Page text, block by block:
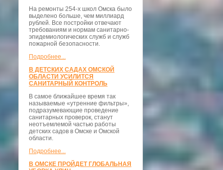
На ремонты 254-х школ Омска было
выделено больше, чем миллиард
рублей. Все постройки отвечают
требованиям и нормам санитарно-
эпидемиологических служб и служб
пожарной безопасности.
Подробнее...
В ДЕТСКИХ САДАХ ОМСКОЙ
ОБЛАСТИ УСИЛИТСЯ
САНИТАРНЫЙ КОНТРОЛЬ
В самое ближайшее время так
называемые «утренние фильтры»,
подразумевающие проведение
санитарных проверок, станут
неотъемлемой частью работы
детских садов в Омске и Омской
области.
Подробнее...
В ОМСКЕ ПРОЙДЕТ ГЛОБАЛЬНАЯ